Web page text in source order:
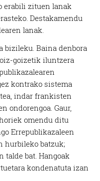
erabili zituen lanak
Destakamendu
lanak.
bizileku. Baina denbora
goizetik iluntzera
kontrako sistema
indar frankisten
ondorengoa. Gaur,
omendu ditu
Errepublikazaleen
hurbileko batzuk;
talde bat. Hangoak
kondenatuta izan